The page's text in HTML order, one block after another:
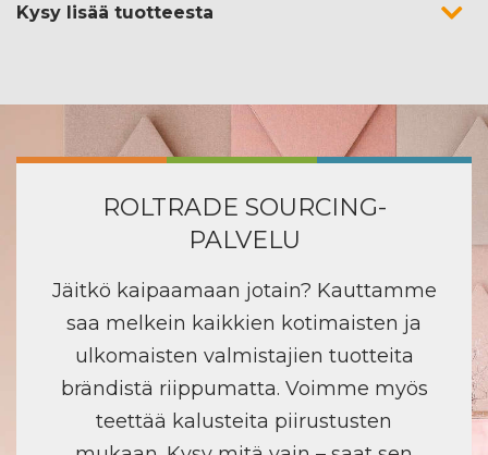
Kysy lisää tuotteesta
ROLTRADE SOURCING-
PALVELU
Jäitkö kaipaamaan jotain? Kauttamme
saa melkein kaikkien kotimaisten ja
ulkomaisten valmistajien tuotteita
brändistä riippumatta. Voimme myös
teettää kalusteita piirustusten